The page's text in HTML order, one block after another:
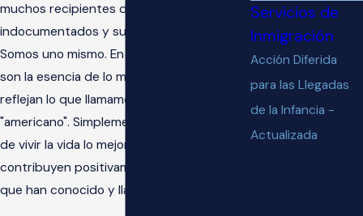
muchos recipientes de DACA, los
indocumentados y sus seres queridos.
Somos uno mismo. En muchos sentidos,
son la esencia de lo mejor en este país y
reflejan lo que llamamos cariñosamente
"americano". Simplemente están tratando
de vivir la vida lo mejor que pueden y
contribuyen positivamente al único país
que han conocido y llamado hogar.
Servicios de
Inmigración
Acción Diferida
para las Llegadas
de la Infancia -
Actualizada